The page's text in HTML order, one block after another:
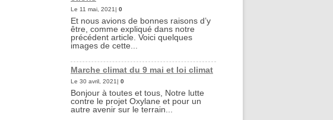
Le 11 mai, 2021| 0
Et nous avions de bonnes raisons d’y
être, comme expliqué dans notre
précédent article. Voici quelques
images de cette...
Marche climat du 9 mai et loi climat
Le 30 avril, 2021| 0
Bonjour à toutes et tous, Notre lutte
contre le projet Oxylane et pour un
autre avenir sur le terrain...